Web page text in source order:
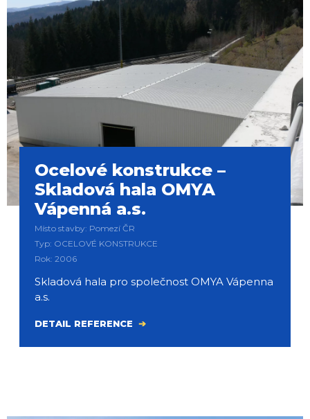
Ocelové konstrukce –
Skladová hala OMYA
Vápenná a.s.
Místo stavby: Pomezí ČR
Typ: OCELOVÉ KONSTRUKCE
Rok: 2006
Skladová hala pro společnost OMYA Vápenna
a.s.
DETAIL REFERENCE